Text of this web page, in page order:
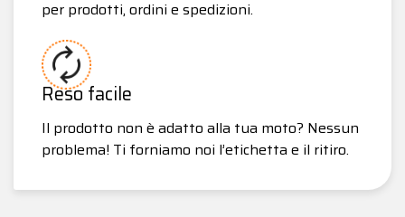
per prodotti, ordini e spedizioni.
Reso facile
Il prodotto non è adatto alla tua moto? Nessun
problema! Ti forniamo noi l’etichetta e il ritiro.